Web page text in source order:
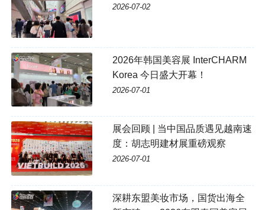
2026-07-02
2026年韩国美容展 InterCHARM
Korea 今日盛大开幕！
2026-07-01
展会回顾 | 当中国品质遇见越南速
度：胡志明建材展重磅观察
2026-07-01
深耕东盟美妆市场，国货出海全